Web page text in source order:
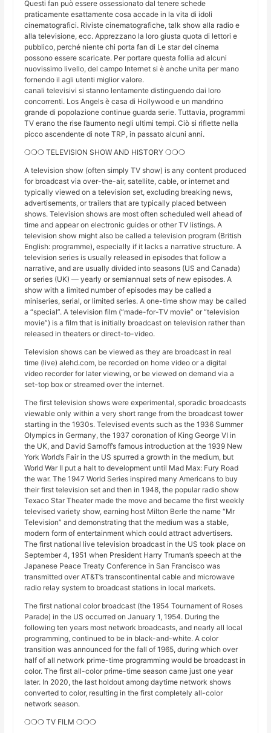
Questi fan può essere ossessionato dal tenere schede
praticamente esattamente cosa accade in la vita di idoli
cinematografici. Riviste cinematografiche, talk show alla radio e
alla televisione, ecc. Apprezzano la loro giusta quota di lettori e
pubblico, perché niente chi porta fan di Le star del cinema
possono essere scaricate. Per portare questa follia ad alcuni
nuovissimo livello, del campo Internet si è anche unita per mano
fornendo il agli utenti miglior valore.
canali televisivi si stanno lentamente distinguendo dai loro
concorrenti. Los Angels è casa di Hollywood e un mandrino
grande di popolazione continue guarda serie. Tuttavia, programmi
TV erano the rise l’aumento negli ultimi tempi. Ciò si riflette nella
picco ascendente di note TRP, in passato alcuni anni.
❍❍❍ TELEVISION SHOW AND HISTORY ❍❍❍
A television show (often simply TV show) is any content produced
for broadcast via over-the-air, satellite, cable, or internet and
typically viewed on a television set, excluding breaking news,
advertisements, or trailers that are typically placed between
shows. Television shows are most often scheduled well ahead of
time and appear on electronic guides or other TV listings. A
television show might also be called a television program (British
English: programme), especially if it lacks a narrative structure. A
television series is usually released in episodes that follow a
narrative, and are usually divided into seasons (US and Canada)
or series (UK) — yearly or semiannual sets of new episodes. A
show with a limited number of episodes may be called a
miniseries, serial, or limited series. A one-time show may be called
a “special”. A television film (“made-for-TV movie” or “television
movie”) is a film that is initially broadcast on television rather than
released in theaters or direct-to-video.
Television shows can be viewed as they are broadcast in real
time (live) alehd.com, be recorded on home video or a digital
video recorder for later viewing, or be viewed on demand via a
set-top box or streamed over the internet.
The first television shows were experimental, sporadic broadcasts
viewable only within a very short range from the broadcast tower
starting in the 1930s. Televised events such as the 1936 Summer
Olympics in Germany, the 1937 coronation of King George VI in
the UK, and David Sarnoff’s famous introduction at the 1939 New
York World’s Fair in the US spurred a growth in the medium, but
World War II put a halt to development until Mad Max: Fury Road
the war. The 1947 World Series inspired many Americans to buy
their first television set and then in 1948, the popular radio show
Texaco Star Theater made the move and became the first weekly
televised variety show, earning host Milton Berle the name “Mr
Television” and demonstrating that the medium was a stable,
modern form of entertainment which could attract advertisers.
The first national live television broadcast in the US took place on
September 4, 1951 when President Harry Truman’s speech at the
Japanese Peace Treaty Conference in San Francisco was
transmitted over AT&T’s transcontinental cable and microwave
radio relay system to broadcast stations in local markets.
The first national color broadcast (the 1954 Tournament of Roses
Parade) in the US occurred on January 1, 1954. During the
following ten years most network broadcasts, and nearly all local
programming, continued to be in black-and-white. A color
transition was announced for the fall of 1965, during which over
half of all network prime-time programming would be broadcast in
color. The first all-color prime-time season came just one year
later. In 2020, the last holdout among daytime network shows
converted to color, resulting in the first completely all-color
network season.
❍❍❍ TV FILM ❍❍❍